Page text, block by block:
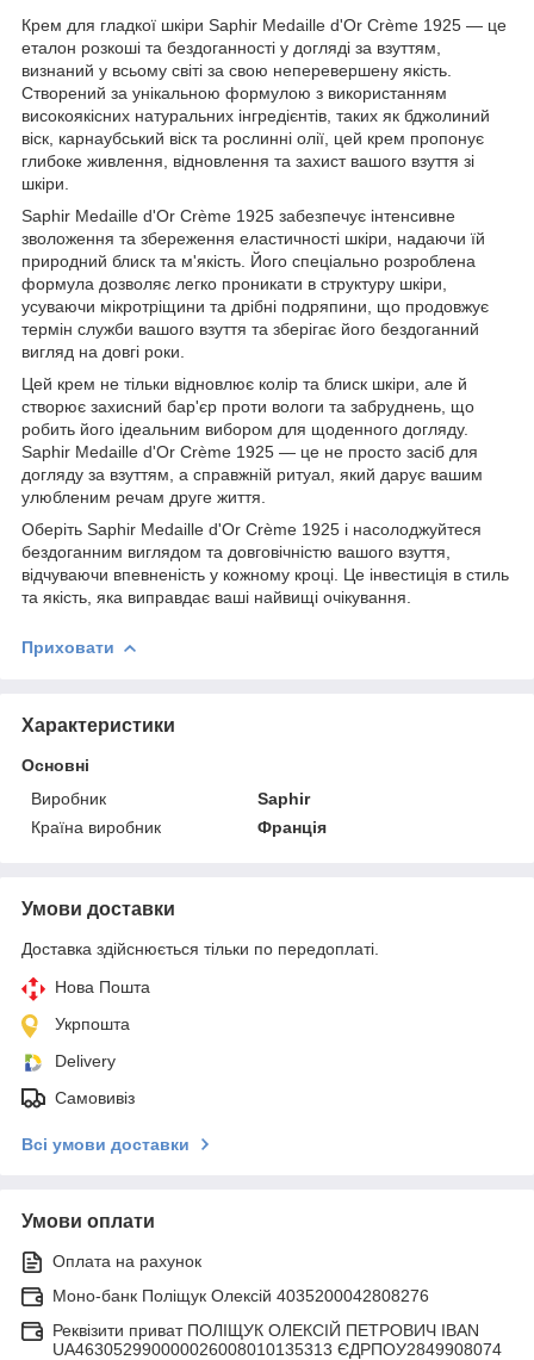
Крем для гладкої шкіри Saphir Medaille d'Or Crème 1925 — це
еталон розкоші та бездоганності у догляді за взуттям,
визнаний у всьому світі за свою неперевершену якість.
Створений за унікальною формулою з використанням
високоякісних натуральних інгредієнтів, таких як бджолиний
віск, карнаубський віск та рослинні олії, цей крем пропонує
глибоке живлення, відновлення та захист вашого взуття зі
шкіри.
Saphir Medaille d'Or Crème 1925 забезпечує інтенсивне
зволоження та збереження еластичності шкіри, надаючи їй
природний блиск та м'якість. Його спеціально розроблена
формула дозволяє легко проникати в структуру шкіри,
усуваючи мікротріщини та дрібні подряпини, що продовжує
термін служби вашого взуття та зберігає його бездоганний
вигляд на довгі роки.
Цей крем не тільки відновлює колір та блиск шкіри, але й
створює захисний бар'єр проти вологи та забруднень, що
робить його ідеальним вибором для щоденного догляду.
Saphir Medaille d'Or Crème 1925 — це не просто засіб для
догляду за взуттям, а справжній ритуал, який дарує вашим
улюбленим речам друге життя.
Оберіть Saphir Medaille d'Or Crème 1925 і насолоджуйтеся
бездоганним виглядом та довговічністю вашого взуття,
відчуваючи впевненість у кожному кроці. Це інвестиція в стиль
та якість, яка виправдає ваші найвищі очікування.
Приховати
Характеристики
Основні
Виробник
Saphir
Країна виробник
Франція
Умови доставки
Доставка здійснюється тільки по передоплаті.
Нова Пошта
Укрпошта
Delivery
Самовивіз
Всі умови доставки
Умови оплати
Оплата на рахунок
Моно-банк Поліщук Олексій 4035200042808276
Реквізити приват ПОЛІЩУК ОЛЕКСІЙ ПЕТРОВИЧ IBAN
UA463052990000026008010135313 ЄДРПОУ2849908074